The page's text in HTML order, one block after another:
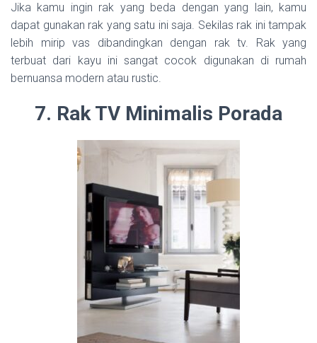
Jika kamu ingin rak yang beda dengan yang lain, kamu
dapat gunakan rak yang satu ini saja. Sekilas rak ini tampak
lebih mirip vas dibandingkan dengan rak tv. Rak yang
terbuat dari kayu ini sangat cocok digunakan di rumah
bernuansa modern atau rustic.
7. Rak TV Minimalis Porada